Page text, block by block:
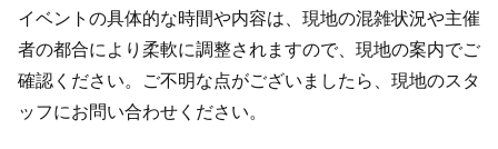
イベントの具体的な時間や内容は、現地の混雑状況や主催
者の都合により柔軟に調整されますので、現地の案内でご
確認ください。ご不明な点がございましたら、現地のスタ
ッフにお問い合わせください。